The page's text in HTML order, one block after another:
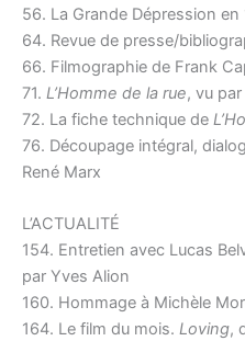
56. La Grande Dépression en
64. Revue de presse/
66. Filmographie de Frank
71. L’Homme de la rue, vu
72. La fiche technique de
76. Découpage intégral,
René Marx
L’ACTUALITÉ
154. Entretien avec Lucas
par Yves Alion
160. Hommage à Michèle
164. Le film du mois. Loving,